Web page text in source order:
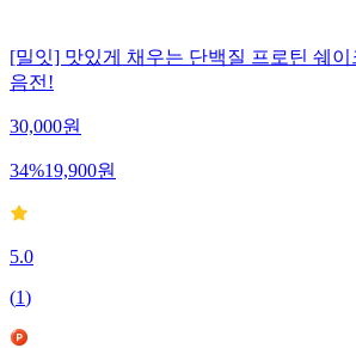
[밀잇] 맛있게 채우는 단백질 프로틴 쉐이
음전!
30,000원
34%19,900원
5.0
(1)